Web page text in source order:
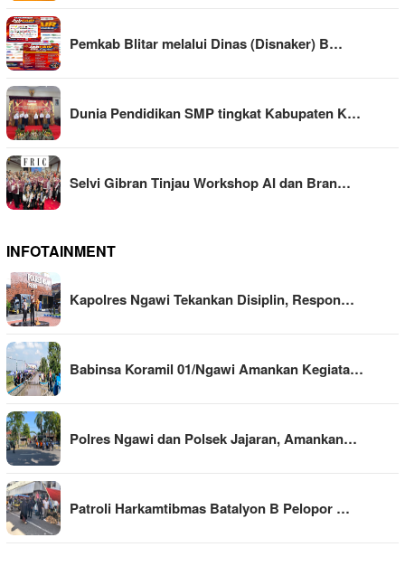
Pemkab Blitar melalui Dinas (Disnaker) B…
Dunia Pendidikan SMP tingkat Kabupaten K…
Selvi Gibran Tinjau Workshop AI dan Bran…
INFOTAINMENT
Kapolres Ngawi Tekankan Disiplin, Respon…
Babinsa Koramil 01/Ngawi Amankan Kegiata…
Polres Ngawi dan Polsek Jajaran, Amankan…
Patroli Harkamtibmas Batalyon B Pelopor …